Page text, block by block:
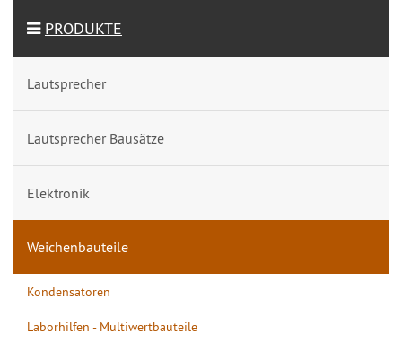
PRODUKTE
Lautsprecher
Lautsprecher Bausätze
Elektronik
Weichenbauteile
Kondensatoren
Laborhilfen - Multiwertbauteile